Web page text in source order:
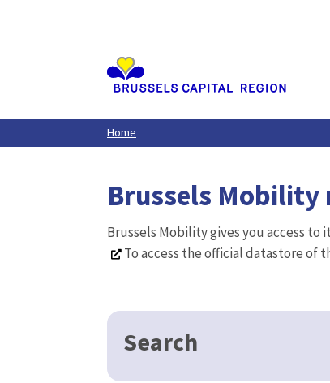
Home
Brussels Mobility
Brussels Mobility gives you access
To access the official datastore of
Search